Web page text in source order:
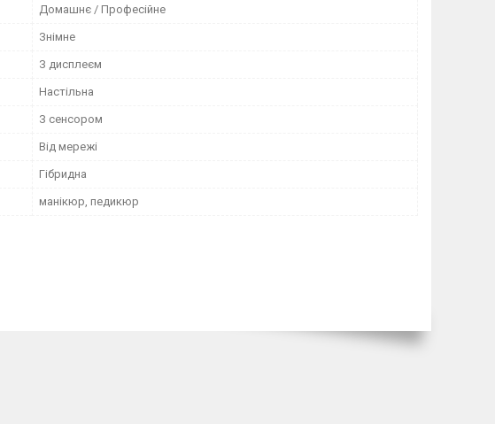
Домашнє / Професійне
Знімне
З дисплеєм
Настільна
З сенсором
Від мережі
Гібридна
манікюр, педикюр